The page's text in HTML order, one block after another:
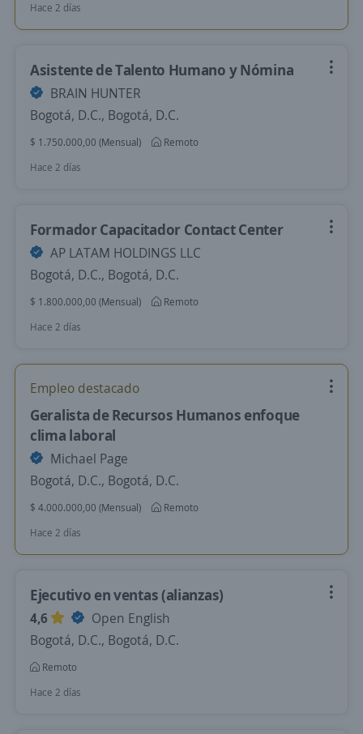
Hace 2 días
Asistente de Talento Humano y Nómina
BRAIN HUNTER
Bogotá, D.C., Bogotá, D.C.
$ 1.750.000,00 (Mensual)
Remoto
Hace 2 días
Formador Capacitador Contact Center
AP LATAM HOLDINGS LLC
Bogotá, D.C., Bogotá, D.C.
$ 1.800.000,00 (Mensual)
Remoto
Hace 2 días
Empleo destacado
Geralista de Recursos Humanos enfoque
clima laboral
Michael Page
Bogotá, D.C., Bogotá, D.C.
$ 4.000.000,00 (Mensual)
Remoto
Hace 2 días
Ejecutivo en ventas (alianzas)
4,6
Open English
Bogotá, D.C., Bogotá, D.C.
Remoto
Hace 2 días